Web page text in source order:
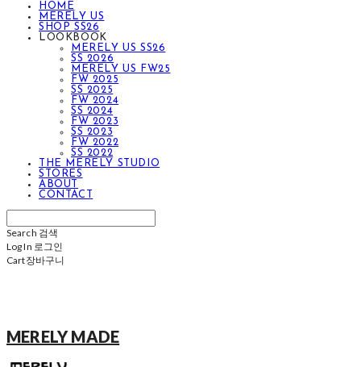
HOME
MERELY US
SHOP SS26
LOOKBOOK
MERELY US SS26
SS 2026
MERELY US FW25
FW 2025
SS 2025
FW 2024
SS 2024
FW 2023
SS 2023
FW 2022
SS 2022
THE MERELY STUDIO
STORES
ABOUT
CONTACT
Search 검색
Log In 로그인
Cart장바구니
MERELY MADE